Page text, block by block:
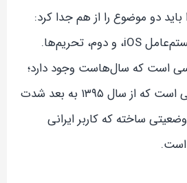
دو موضوع را از هم جدا کرد:
اول، معماری بسته سیستم‌عامل iOS، و دوم، تحریم‌ها.
است که سال‌هاست وجود دارد؛
دومی یک اتفاق سیاسی است که از سال ۱۳۹۵ به بعد شدت
ساخته که کاربر ایرانی
است.